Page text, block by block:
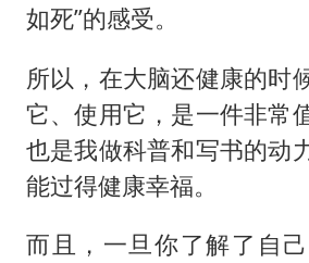
如死”的感受。
所以，在大脑还健康的时
它、使用它，是一件非常
也是我做科普和写书的动
能过得健康幸福。
而且，一旦你了解了自